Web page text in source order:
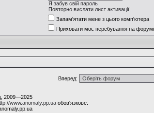
Я забув свій пароль
Повторно вислати лист активації
Запам'ятати мене з цього комп'ютера
Приховати моє перебування на форумі
Вперед:
, 2009—2025
www.anomaly.pp.uaобов'язкове.